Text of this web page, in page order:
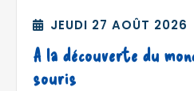
JEUDI 27 AOÛT 2026
A la découverte du
souris